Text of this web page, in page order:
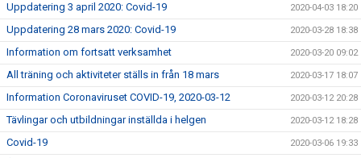
Uppdatering 3 april 2020: Covid-19 2020-04-03 18:20
Uppdatering 28 mars 2020: Covid-19 2020-03-28 18:38
Information om fortsatt verksamhet 2020-03-20 09:02
All träning och aktiviteter ställs in från 18 mars 2020-03-17 18:07
Information Coronaviruset COVID-19, 2020-03-12 2020-03-12 20:28
Tävlingar och utbildningar inställda i helgen 2020-03-12 18:28
Covid-19 2020-03-06 19:33